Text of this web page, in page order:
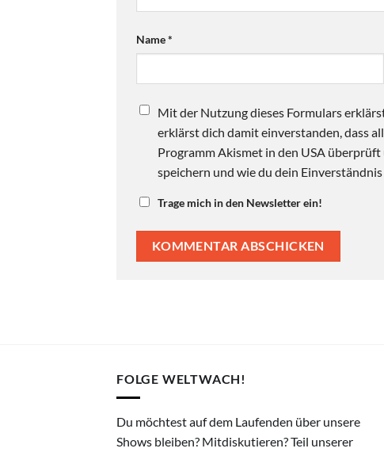
Name*
Mit der Nutzung dieses Formulars
erklärst dich damit einverstanden, dass
Programm Akismet in den USA
speichern und wie du dein
Trage mich in den Newsletter ein!
FOLGE WELTWACH!
Du möchtest auf dem Laufenden über unsere
Shows bleiben? Mitdiskutieren? Teil unserer